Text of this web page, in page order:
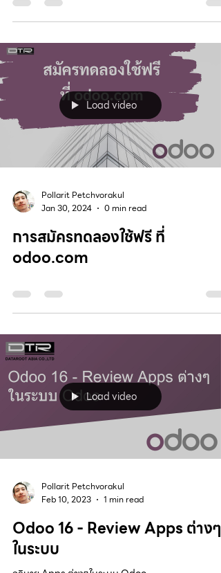
Load video
Pollarit Petchvorakul
Jan 30, 2024
0 min read
การสมัครทดลองใช้ฟรี ที่
odoo.com
Load video
Pollarit Petchvorakul
Feb 10, 2023
1 min read
Odoo 16 - Review Apps ต่างๆ
ในระบบ